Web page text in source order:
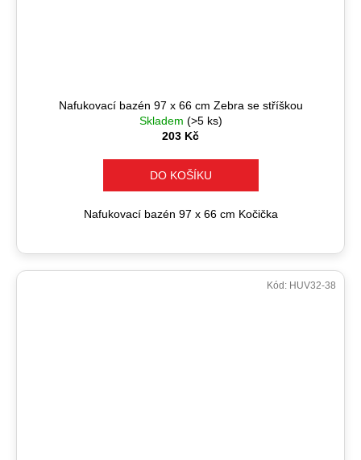
Nafukovací bazén 97 x 66 cm Zebra se stříškou
Skladem (>5 ks)
203 Kč
DO KOŠÍKU
Nafukovací bazén 97 x 66 cm Kočička
Kód: HUV32-38